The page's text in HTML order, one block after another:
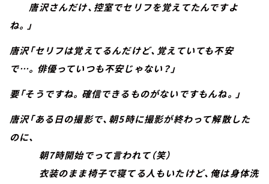
唐沢さんだけ、控室でセリフを覚えてたんですよ
ね。」
唐沢「セリフは覚えてるんだけど、覚えていても不安
で…。俳優っていつも不安じゃない？」
要「そうですね。確信できるものがないですもんね。」
唐沢「ある日の撮影で、朝5時に撮影が終わって解散した
のに、
朝7時開始でって言われて（笑）
衣装のまま椅子で寝てる人もいたけど、俺は身体洗